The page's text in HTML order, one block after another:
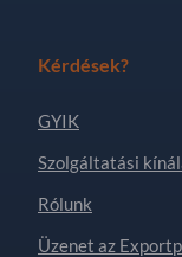
Kérdések?
GYIK
Szolgáltatási
Rólunk
Üzenet az